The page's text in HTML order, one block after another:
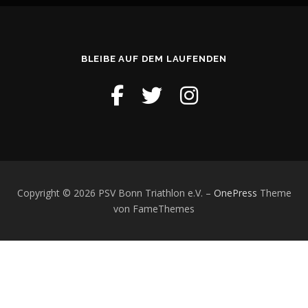
BLEIBE AUF DEM LAUFENDEN
Copyright © 2026 PSV Bonn Triathlon e.V. – OnePress Theme
von FameThemes